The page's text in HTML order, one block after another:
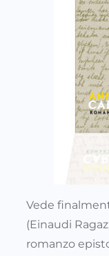
Vede
(Einaudi
romanzo